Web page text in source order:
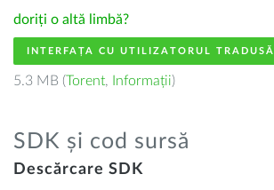
doriți o altă limbă?
INTERFAȚA CU UTILIZATORUL TRADUSĂ
5.3 MB (Torent, Informații)
SDK și cod sursă
Descărcare SDK